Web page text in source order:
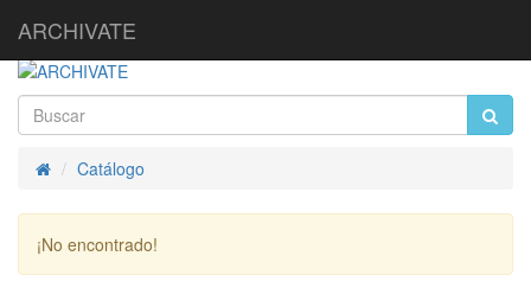
ARCHIVATE
InicioCatálogo
¡No encontrado!